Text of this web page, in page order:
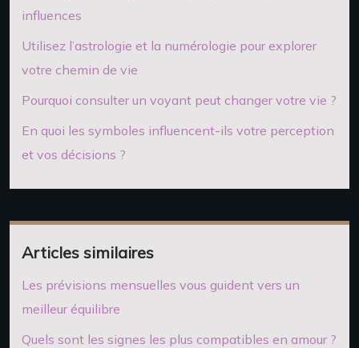
influences
Utilisez l’astrologie et la numérologie pour explorer
votre chemin de vie
Pourquoi consulter un voyant peut changer votre vie ?
En quoi les symboles influencent-ils votre perception
et vos décisions ?
Articles similaires
Les prévisions mensuelles vous guident vers un
meilleur équilibre
Quels sont les signes les plus compatibles en amour ?